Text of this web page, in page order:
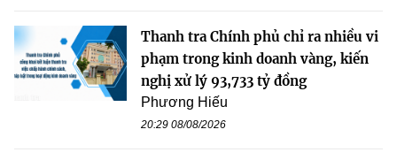
Thanh tra Chính phủ chỉ ra nhiều vi
phạm trong kinh doanh vàng, kiến
nghị xử lý 93,733 tỷ đồng
Phương Hiếu
20:29 08/08/2026